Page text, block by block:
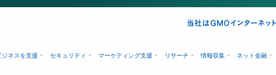
ジネスを支援 セキュリティ マーケティング支援 リサーチ 情報収集 ネット金融